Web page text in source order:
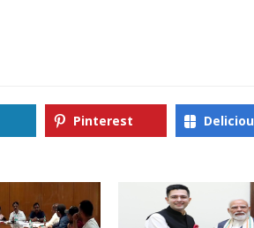
Pinterest